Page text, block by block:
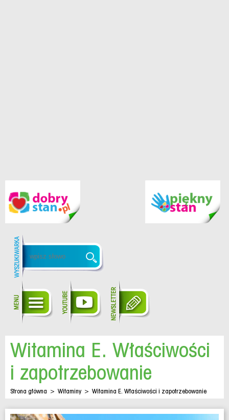
Witamina E. Właściwości
i zapotrzebowanie
Strona główna > Witaminy > Witamina E. Właściwości i zapotrzebowanie